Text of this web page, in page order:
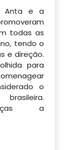
Anta e a
todas as
tendo o
e direção.
para
o
a